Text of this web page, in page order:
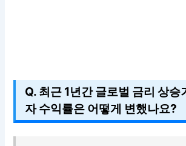
Q. 최근 1년간 글로벌 금리 상승
자 수익률은 어떻게 변했나요?